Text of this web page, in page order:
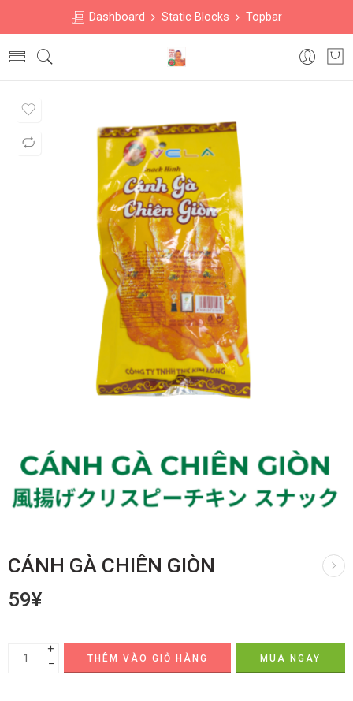
Dashboard Static Blocks Topbar
CÁNH GÀ CHIÊN GIÒN
59¥
+
−
THÊM VÀO GIỎ HÀNG MUA NGAY